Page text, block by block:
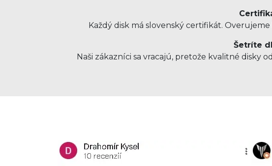
Každý disk má slovenský certifikát.
Šetríte
Naši zákazníci sa vracajú, pretože kvalitné disky